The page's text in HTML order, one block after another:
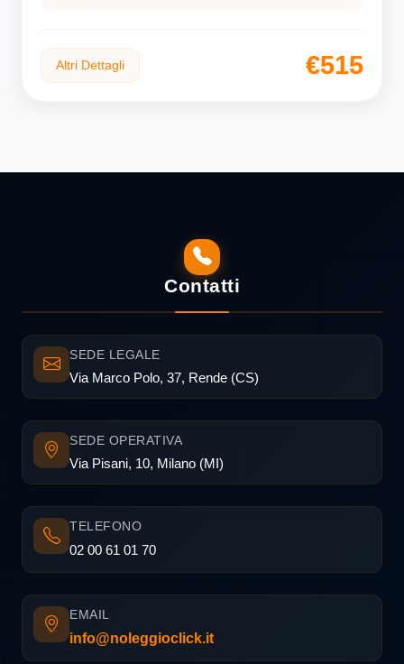
Altri Dettagli €515
Contatti
SEDE LEGALE
Via Marco Polo, 37, Rende (CS)
SEDE OPERATIVA
Via Pisani, 10, Milano (MI)
TELEFONO
02 00 61 01 70
EMAIL
info@noleggioclick.it